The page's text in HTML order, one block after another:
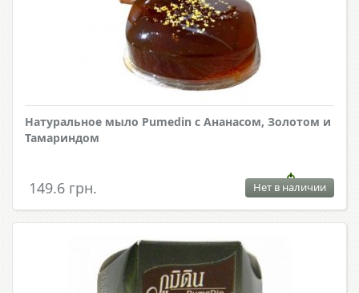
Натуральное мыло Pumedin с Ананасом, Золотом и
Тамариндом
149.6 грн. Нет в наличии